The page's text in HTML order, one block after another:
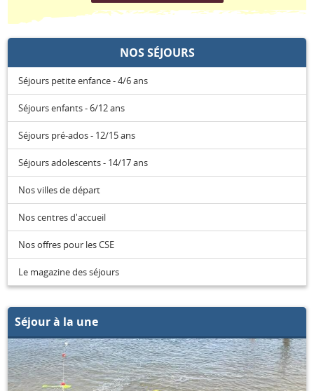
NOS SÉJOURS
Séjours petite enfance - 4/6 ans
Séjours enfants - 6/12 ans
Séjours pré-ados - 12/15 ans
Séjours adolescents - 14/17 ans
Nos villes de départ
Nos centres d'accueil
Nos offres pour les CSE
Le magazine des séjours
Séjour à la une